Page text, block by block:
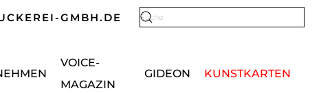
GMBH.DE
VOICE-
MAGAZIN
GIDEON KUNSTKARTEN